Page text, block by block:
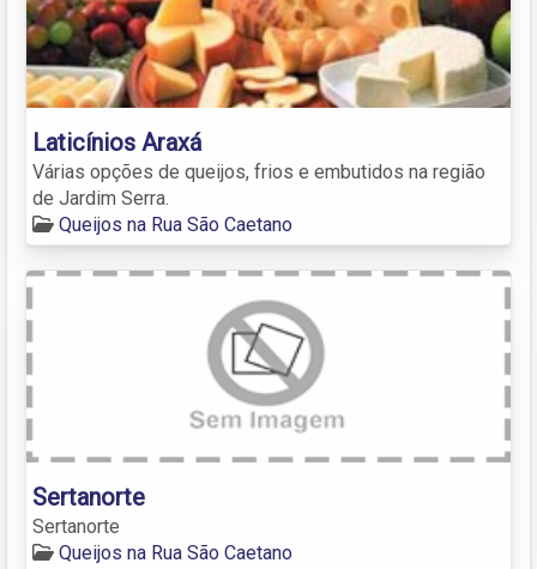
Laticínios Araxá
Várias opções de queijos, frios e embutidos na região
de Jardim Serra.
Queijos na Rua São Caetano
Sertanorte
Sertanorte
Queijos na Rua São Caetano